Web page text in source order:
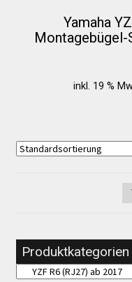
Yamaha
inkl. 19 %
Produktkategorien